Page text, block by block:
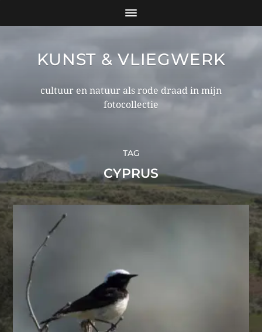
KUNST & VLIEGWERK
cultuur en natuur als rode draad in mijn
fotocollectie
TAG
CYPRUS